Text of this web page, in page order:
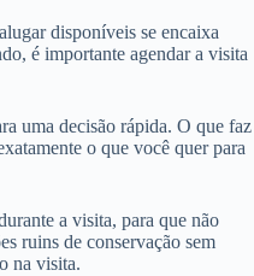
disponíveis se encaixa
é importante agendar a visita
uma decisão rápida. O que faz
o que você quer para
a visita, para que não
ruins de conservação sem
na visita.